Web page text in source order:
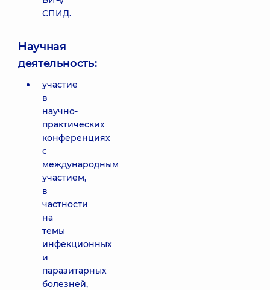
СПИД.
Научная
деятельность:
участие
в
научно-
практических
конференциях
с
международным
участием,
в
частности
на
темы
инфекционных
и
паразитарных
болезней,